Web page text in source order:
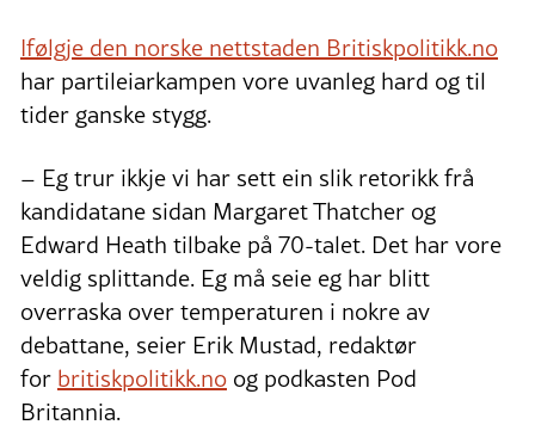
Ifølgje den norske nettstaden Britiskpolitikk.no
har partileiarkampen vore uvanleg hard og til
tider ganske stygg.
– Eg trur ikkje vi har sett ein slik retorikk frå
kandidatane sidan Margaret Thatcher og
Edward Heath tilbake på 70-talet. Det har vore
veldig splittande. Eg må seie eg har blitt
overraska over temperaturen i nokre av
debattane, seier Erik Mustad, redaktør
for britiskpolitikk.no og podkasten Pod
Britannia.